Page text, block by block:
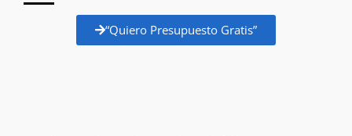
“Quiero Presupuesto Gratis”